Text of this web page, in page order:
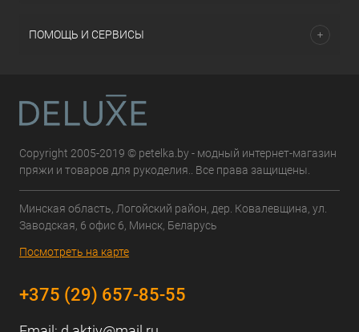
ПОМОЩЬ И СЕРВИСЫ
Copyright 2005-2019 © petelka.by - модный интернет-магазин
пряжи и товаров для рукоделия.. Все права защищены.
Минская область, Логойский район, дер. Ковалевщина, ул.
Заводская, 6 офис 6, Минск, Беларусь
Посмотреть на карте
+375 (29) 657-85-55